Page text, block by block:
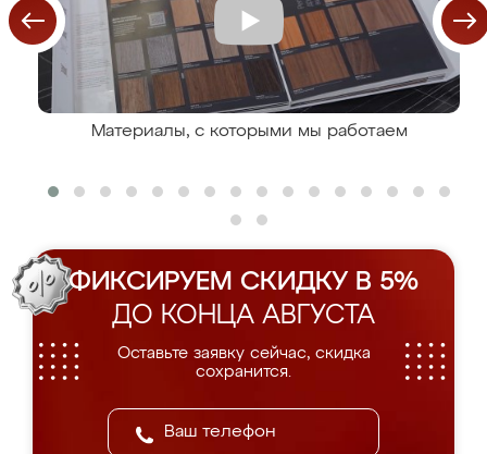
Материалы, с которыми мы работаем
ФИКСИРУЕМ СКИДКУ В 5%
ДО КОНЦА АВГУСТА
Оставьте заявку сейчас, скидка
сохранится.